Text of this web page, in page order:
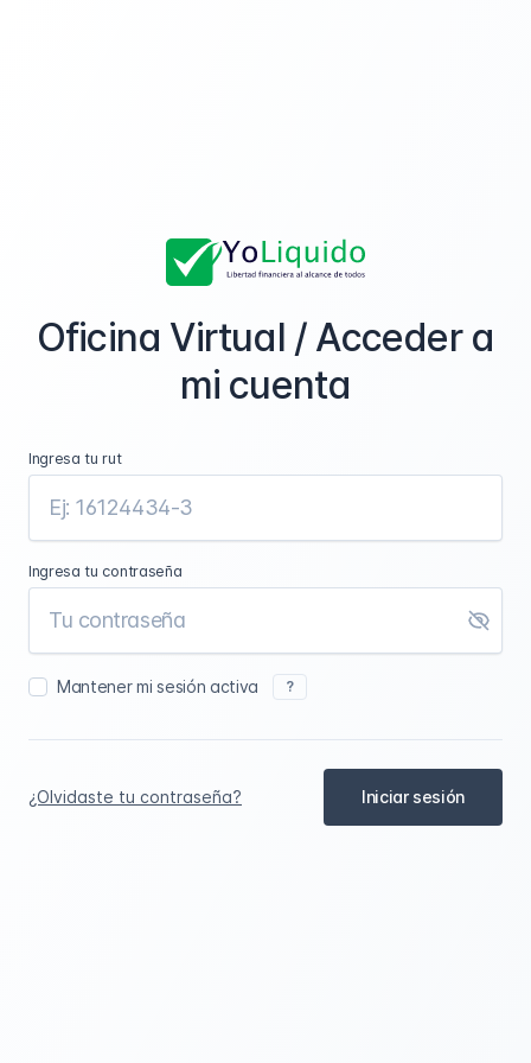
Oficina Virtual / Acceder a
mi cuenta
Ingresa tu rut
Ingresa tu contraseña
Mantener mi sesión activa ?
¿Olvidaste tu contraseña? Iniciar sesión